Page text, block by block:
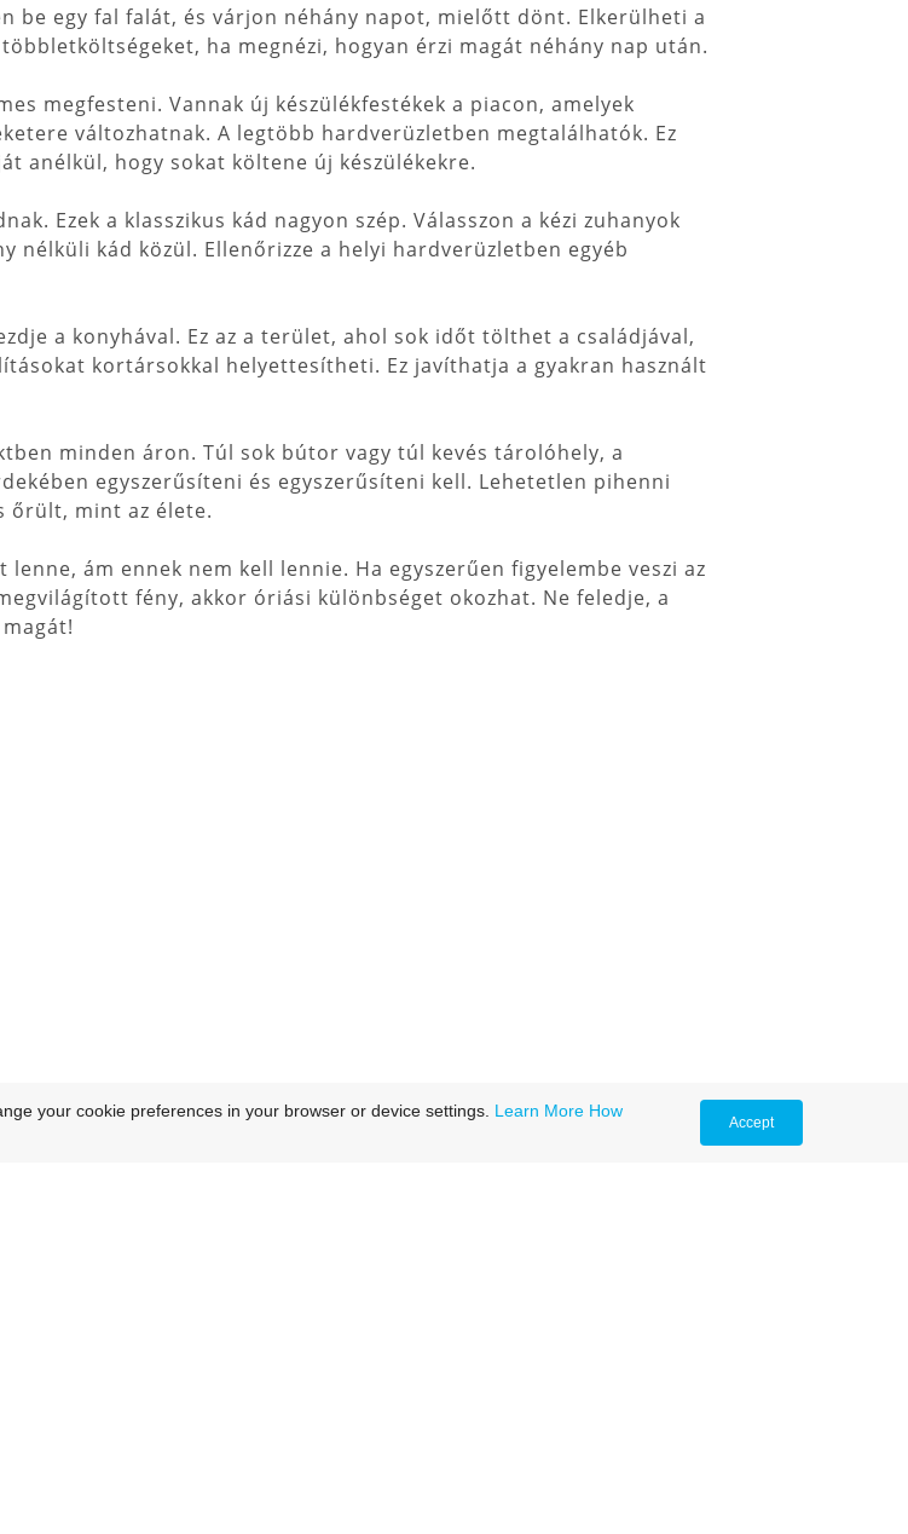
be egy fal falát, és várjon néhány napot, mielőtt dönt. Elkerülheti a
ha megnézi, hogyan érzi magát néhány nap után.
megfesteni. Vannak új készülékfestékek a piacon, amelyek
változhatnak. A legtöbb hardverüzletben megtalálhatók. Ez
anélkül, hogy sokat költene új készülékekre.
Ezek a klasszikus kád nagyon szép. Válasszon a kézi zuhanyok
nélküli kád közül. Ellenőrizze a helyi hardverüzletben egyéb
a konyhával. Ez az a terület, ahol sok időt tölthet a családjával,
kortársokkal helyettesítheti. Ez javíthatja a gyakran használt
minden áron. Túl sok bútor vagy túl kevés tárolóhely, a
egyszerűsíteni és egyszerűsíteni kell. Lehetetlen pihenni
őrült, mint az élete.
ám ennek nem kell lennie. Ha egyszerűen figyelembe veszi az
fény, akkor óriási különbséget okozhat. Ne feledje, a
your cookie preferences in your browser or device settings. Learn More How
Accept